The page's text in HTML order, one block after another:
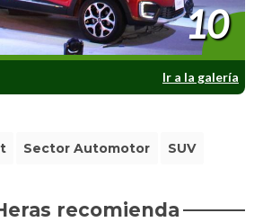
Ir a la galería
10
Sector Automotor SUV
recomienda